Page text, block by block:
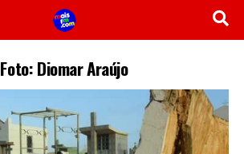
Foto: Diomar Araújo